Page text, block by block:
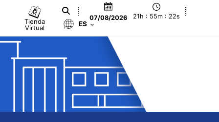
Tienda
Virtual
07/08/2026 21h : 55m : 22s
ES